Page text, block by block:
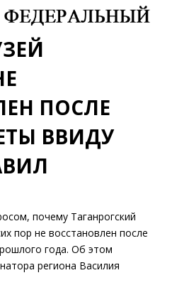
ПОСЛЕ
ВВИДУ
почему Таганрогский
пор не восстановлен после
года. Об этом
региона Василия